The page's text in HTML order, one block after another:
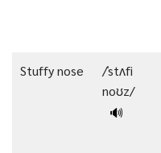
Stuffy nose
/ˈstʌfi
noʊz/
🔊